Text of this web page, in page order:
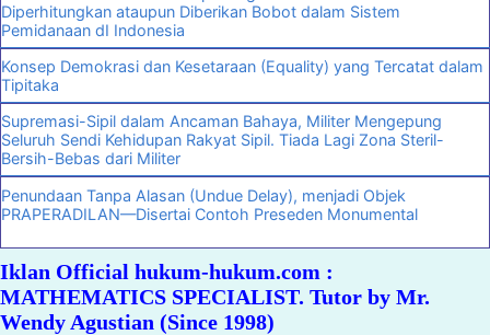
Diperhitungkan ataupun Diberikan Bobot dalam Sistem
Pemidanaan dI Indonesia
Konsep Demokrasi dan Kesetaraan (Equality) yang Tercatat dalam
Tipitaka
Supremasi-Sipil dalam Ancaman Bahaya, Militer Mengepung
Seluruh Sendi Kehidupan Rakyat Sipil. Tiada Lagi Zona Steril-
Bersih-Bebas dari Militer
Penundaan Tanpa Alasan (Undue Delay), menjadi Objek
PRAPERADILAN—Disertai Contoh Preseden Monumental
Iklan Official hukum-hukum.com :
MATHEMATICS SPECIALIST. Tutor by Mr.
Wendy Agustian (Since 1998)